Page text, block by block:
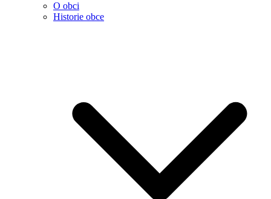
O obci
Historie obce